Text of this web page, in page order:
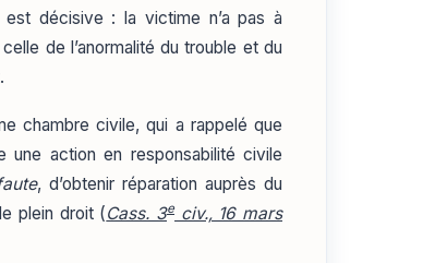
décisive : la victime n’a pas à
de l’anormalité du trouble et du
chambre civile, qui a rappelé que
une action en responsabilité civile
, d’obtenir réparation auprès du
plein droit (Cass. 3eciv., 16 mars